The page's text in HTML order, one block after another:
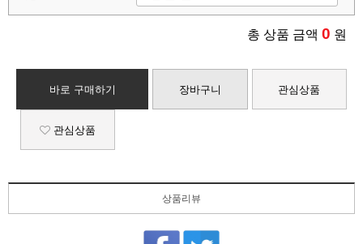
총 상품 금액 0 원
바로 구매하기 장바구니 관심상품
관심상품
상품리뷰